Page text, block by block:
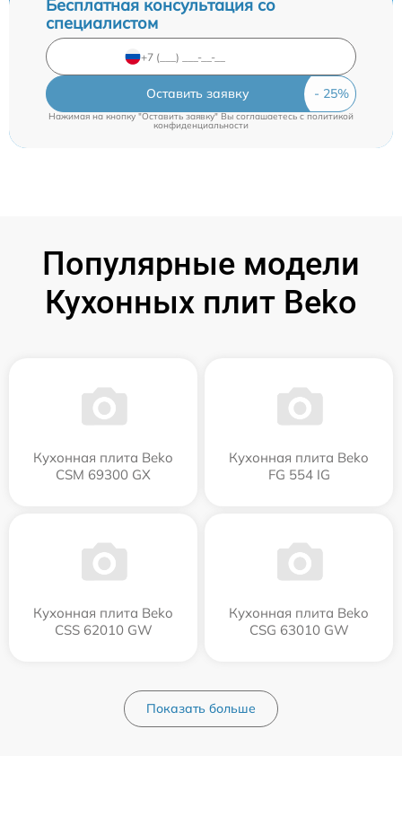
Бесплатная консультация со
специалистом
Оставить заявку
Нажимая на кнопку "Оставить заявку" Вы соглашаетесь cполитикой
конфиденциальности
Популярные модели
Кухонных плит Beko
Кухонная плита Beko
CSM 69300 GX
Кухонная плита Beko
FG 554 IG
Кухонная плита Beko
CSS 62010 GW
Кухонная плита Beko
CSG 63010 GW
Показать больше